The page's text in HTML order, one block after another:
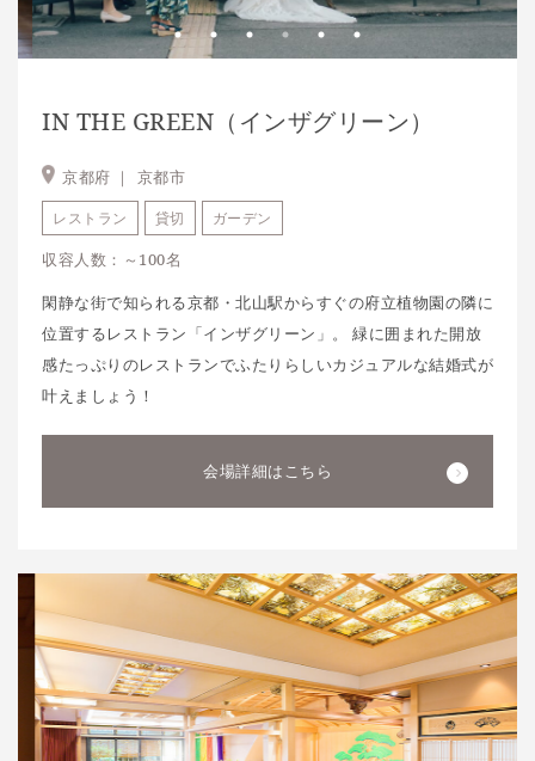
IN THE GREEN（インザグリーン）
京都府 ｜ 京都市
レストラン 貸切 ガーデン
収容人数：～100名
閑静な街で知られる京都・北山駅からすぐの府立植物園の隣に
位置するレストラン「インザグリーン」。 緑に囲まれた開放
感たっぷりのレストランでふたりらしいカジュアルな結婚式が
叶えましょう！
会場詳細はこちら